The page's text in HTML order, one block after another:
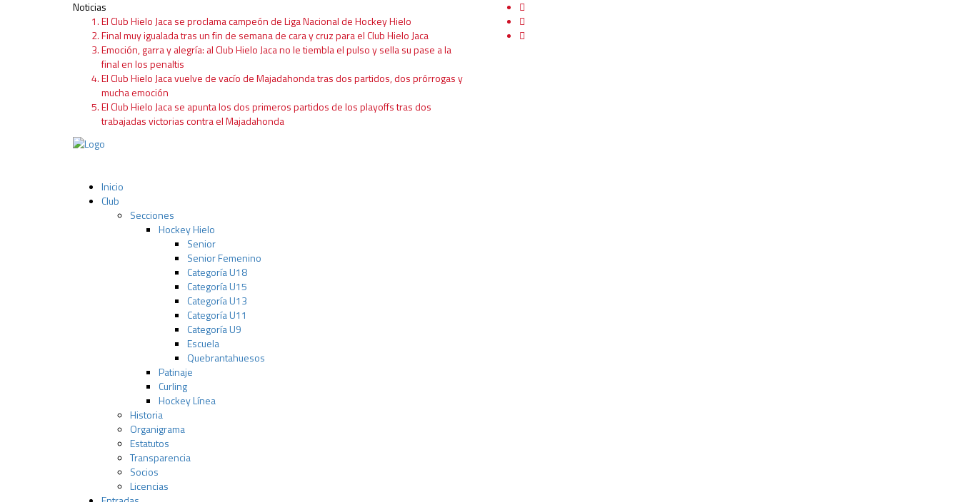
Noticias
El Club Hielo Jaca se proclama campeón de Liga Nacional de Hockey Hielo
Final muy igualada tras un fin de semana de cara y cruz para el Club Hielo Jaca
Emoción, garra y alegría: al Club Hielo Jaca no le tiembla el pulso y sella su pase a la
final en los penaltis
El Club Hielo Jaca vuelve de vacío de Majadahonda tras dos partidos, dos prórrogas y
mucha emoción
El Club Hielo Jaca se apunta los dos primeros partidos de los playoffs tras dos
trabajadas victorias contra el Majadahonda
Inicio
Club
Secciones
Hockey Hielo
Senior
Senior Femenino
Categoría U18
Categoría U15
Categoría U13
Categoría U11
Categoría U9
Escuela
Quebrantahuesos
Patinaje
Curling
Hockey Línea
Historia
Organigrama
Estatutos
Transparencia
Socios
Licencias